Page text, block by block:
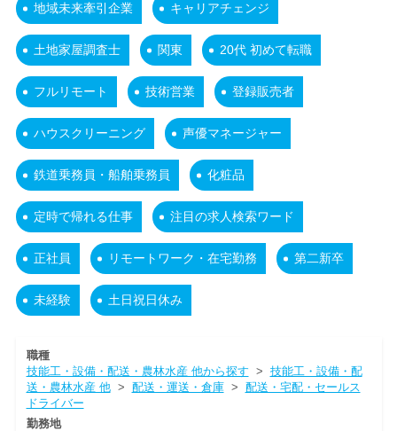
地域未来牽引企業 キャリアチェンジ
土地家屋調査士 関東 20代 初めて転職
フルリモート 技術営業 登録販売者
ハウスクリーニング 声優マネージャー
鉄道乗務員・船舶乗務員 化粧品
定時で帰れる仕事 注目の求人検索ワード
正社員 リモートワーク・在宅勤務 第二新卒
未経験 土日祝日休み
職種
技能工・設備・配送・農林水産 他から探す > 技能工・設備・配
送・農林水産 他> 配送・運送・倉庫> 配送・宅配・セールス
ドライバー
勤務地